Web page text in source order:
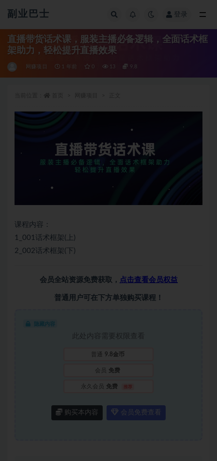
副业巴士 登录
直播带货话术课，服装主播必备逻辑，全面话术框
架助力，轻松提升直播效果
网赚项目 1 年前 0 13 9.8
课程内容：
1_001话术框架(上)
2_002话术框架(下)
会员全站资源免费获取， 点击查看会员权益
普通用户可在下方单独购买课程！
隐藏内容
此处内容需要权限查看
普通 9.8金币
会员 免费
永久会员 免费 推荐
购买本内容 会员免费查看